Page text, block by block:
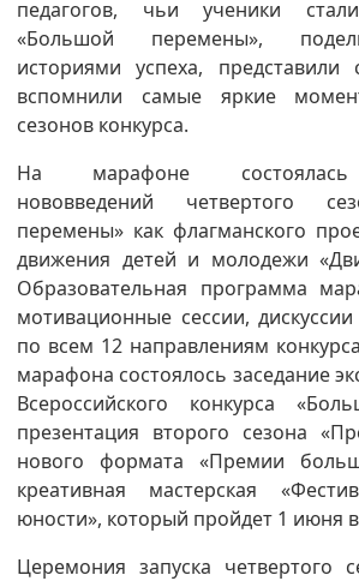
педагогов, чьи ученики
«Большой перемены»,
историями успеха,
вспомнили самые яркие
сезонов конкурса.
На марафоне состоялась
нововведений четвертого
перемены» как флагманского
движения детей и молодежи
Образовательная программа
мотивационные сессии,
по всем 12 направлениям
марафона состоялось заседание
Всероссийского конкурса
презентация второго сезона
нового формата «Премии
креативная мастерская
юности», который пройдет 1 июня
Церемония запуска четвертого